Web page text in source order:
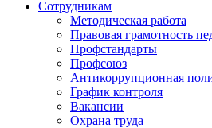
Сотрудникам
Методическая работа
Правовая грамотность
Профстандарты
Профсоюз
Антикоррупционная
График контроля
Вакансии
Охрана труда